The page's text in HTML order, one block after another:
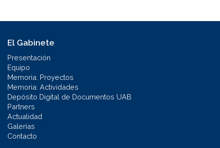
El Gabinete
Presentación
Equipo
Memoria: Proyectos
Memoria: Actividades
Depósito Digital de Documentos UAB
Partners
Actualidad
Galerías
Contacto